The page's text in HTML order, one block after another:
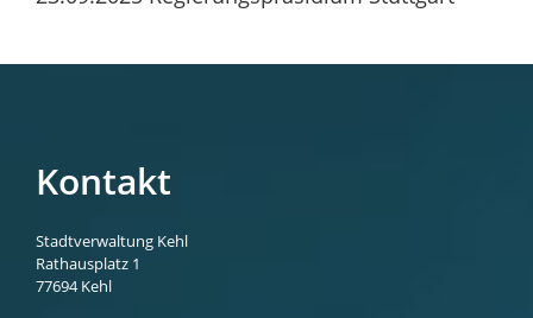
Kontakt
Stadtverwaltung Kehl
Rathausplatz 1
77694 Kehl